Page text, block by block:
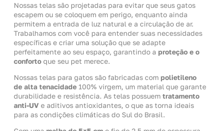
Nossas telas são projetadas para evitar que seus gatos
escapem ou se coloquem em perigo, enquanto ainda
permitem a entrada de luz natural e a circulação de ar.
Trabalhamos com você para entender suas necessidades
específicas e criar uma solução que se adapte
perfeitamente ao seu espaço, garantindo a proteção e o
conforto que seu pet merece.
Nossas telas para gatos são fabricadas com polietileno
de alta tenacidade 100% virgem, um material que garante
durabilidade e resistência. As telas possuem tratamento
anti-UV e aditivos antioxidantes, o que as torna ideais
para as condições climáticas do Sul do Brasil.